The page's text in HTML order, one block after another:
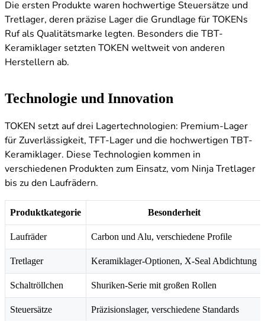
Die ersten Produkte waren hochwertige Steuersätze und
Tretlager, deren präzise Lager die Grundlage für TOKENs
Ruf als Qualitätsmarke legten. Besonders die TBT-
Keramiklager setzten TOKEN weltweit von anderen
Herstellern ab.
Technologie und Innovation
TOKEN setzt auf drei Lagertechnologien: Premium-Lager
für Zuverlässigkeit, TFT-Lager und die hochwertigen TBT-
Keramiklager. Diese Technologien kommen in
verschiedenen Produkten zum Einsatz, vom Ninja Tretlager
bis zu den Laufrädern.
Produktkategorie Besonderheit
Laufräder Carbon und Alu, verschiedene Profile
Tretlager Keramiklager-Optionen, X-Seal Abdichtung
Schaltröllchen Shuriken-Serie mit großen Rollen
Steuersätze Präzisionslager, verschiedene Standards